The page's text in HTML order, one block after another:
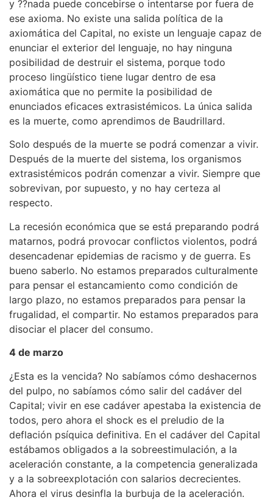
y ??nada puede concebirse o intentarse por fuera de
ese axioma. No existe una salida política de la
axiomática del Capital, no existe un lenguaje capaz de
enunciar el exterior del lenguaje, no hay ninguna
posibilidad de destruir el sistema, porque todo
proceso lingüístico tiene lugar dentro de esa
axiomática que no permite la posibilidad de
enunciados eficaces extrasistémicos. La única salida
es la muerte, como aprendimos de Baudrillard.
Solo después de la muerte se podrá comenzar a vivir.
Después de la muerte del sistema, los organismos
extrasistémicos podrán comenzar a vivir. Siempre que
sobrevivan, por supuesto, y no hay certeza al
respecto.
La recesión económica que se está preparando podrá
matarnos, podrá provocar conflictos violentos, podrá
desencadenar epidemias de racismo y de guerra. Es
bueno saberlo. No estamos preparados culturalmente
para pensar el estancamiento como condición de
largo plazo, no estamos preparados para pensar la
frugalidad, el compartir. No estamos preparados para
disociar el placer del consumo.
4 de marzo
¿Esta es la vencida? No sabíamos cómo deshacernos
del pulpo, no sabíamos cómo salir del cadáver del
Capital; vivir en ese cadáver apestaba la existencia de
todos, pero ahora el shock es el preludio de la
deflación psíquica definitiva. En el cadáver del Capital
estábamos obligados a la sobreestimulación, a la
aceleración constante, a la competencia generalizada
y a la sobreexplotación con salarios decrecientes.
Ahora el virus desinfla la burbuja de la aceleración.